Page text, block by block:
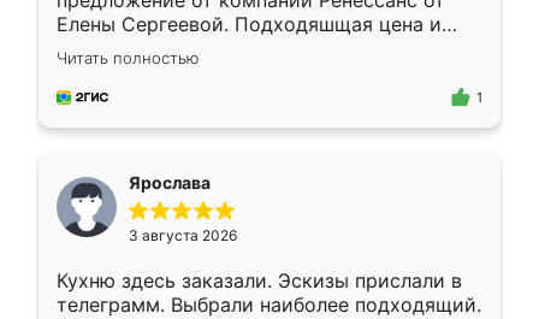
Елены Сергеевой. Подходяшщая цена и
короткие сроки изготовления. Приехавший
для замера сотрудник Владислав
предложил по моему эскизу самый
Читать полностью
1
Ярослава
3 августа 2026
Кухню здесь заказали. Эскизы прислали в
телеграмм. Выбрали наиболее подходящий.